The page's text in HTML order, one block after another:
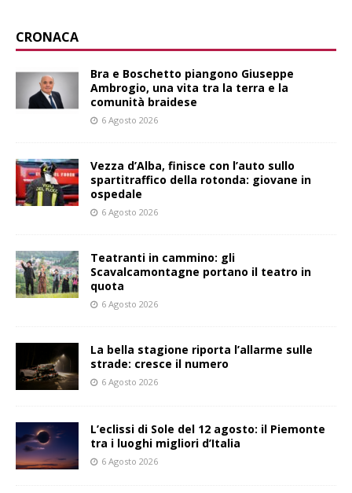
CRONACA
Bra e Boschetto piangono Giuseppe
Ambrogio, una vita tra la terra e la
comunità braidese
6 Agosto 2026
Vezza d’Alba, finisce con l’auto sullo
spartitraffico della rotonda: giovane in
ospedale
6 Agosto 2026
Teatranti in cammino: gli
Scavalcamontagne portano il teatro in
quota
6 Agosto 2026
La bella stagione riporta l’allarme sulle
strade: cresce il numero
6 Agosto 2026
L’eclissi di Sole del 12 agosto: il Piemonte
tra i luoghi migliori d’Italia
6 Agosto 2026